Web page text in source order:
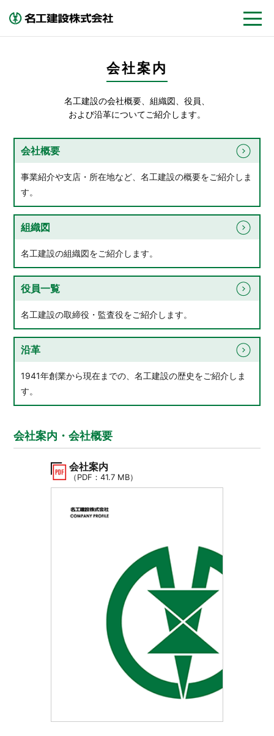
会社案内
名工建設の会社概要、組織図、役員、
および沿革についてご紹介します。
会社概要
事業紹介や支店・所在地など、名工建設の概要をご紹介しま
す。
組織図
名工建設の組織図をご紹介します。
役員一覧
名工建設の取締役・監査役をご紹介します。
沿革
1941年創業から現在までの、名工建設の歴史をご紹介しま
す。
会社案内・会社概要
会社案内
（PDF：41.7 MB）